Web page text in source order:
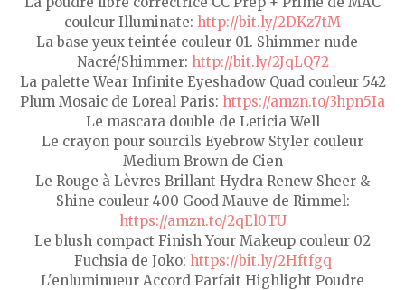
couleur Illuminate: http://bit.ly/2DKz7tM
La base yeux teintée couleur 01. Shimmer nude -
Nacré/Shimmer: http://bit.ly/2JqLQ72
La palette Wear Infinite Eyeshadow Quad couleur 542
Plum Mosaic de Loreal Paris: https://amzn.to/3hpn5Ia
Le mascara double de Leticia Well
Le crayon pour sourcils Eyebrow Styler couleur
Medium Brown de Cien
Le Rouge à Lèvres Brillant Hydra Renew Sheer &
Shine couleur 400 Good Mauve de Rimmel:
https://amzn.to/2qEl0TU
Le blush compact Finish Your Makeup couleur 02
Fuchsia de Joko: https://bit.ly/2Hftfgq
L'enluminueur Accord Parfait Highlight Poudre